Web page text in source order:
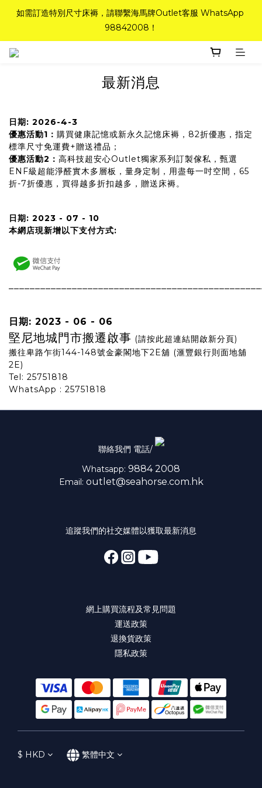
如需訂造特別尺寸床褥，請聯繫海馬牌Outlet客服 WhatsApp
98842008！
如需訂造特別尺寸床褥，請聯繫海馬牌Outlet客服 WhatsApp
98842008！
Top-Tier Quality系列床褥82折(新永久記憶床褥 及 健康記憶床
如需訂造特別尺寸床褥，請聯繫海馬牌Outlet客服 WhatsApp
98842008！
最新消息
日期: 2026-4-3
優惠活動1 ： 購買健康記憶或新永久記憶床褥，82折優惠，指定
標準尺寸免運費+贈送禮品；
優惠活動2 ： 高科技超安心Outlet獨家系列訂製傢私，甄選
ENF級超能淨醛實木多層板，量身定制，用盡每一吋空間，65
折-7折優惠，買得越多折扣越多，贈送床褥。
日期: 2023 - 07 - 10
本網店現新增以下支付方式:
日期: 2023 - 06 - 06
堅尼地城門市搬遷啟事 (請按此超連結開啟新分頁)
搬往卑路乍街144-148號金豪閣地下2E舖 (滙豐銀行則面地舖
2E)
Tel: 25751818
WhatsApp : 25751818
聯絡我們 電話/
Whatsapp: 9884 2008
Email: outlet@seahorse.com.hk
追蹤我們的社交媒體以獲取最新消息
網上購買流程及常見問題
運送政策
退換貨政策
隱私政策
$ HKD 繁體中文